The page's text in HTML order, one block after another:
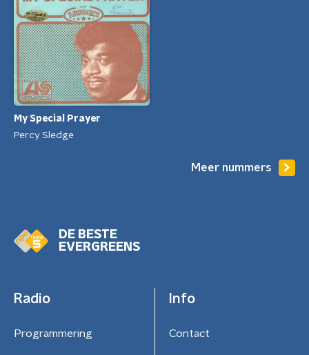
My Special Prayer
Percy Sledge
Meer nummers
DE BESTE
EVERGREENS
Radio
Programmering
Info
Contact